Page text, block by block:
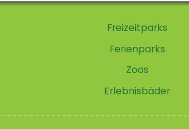
Freizeitparks
Ferienparks
Zoos
Erlebnisbäder